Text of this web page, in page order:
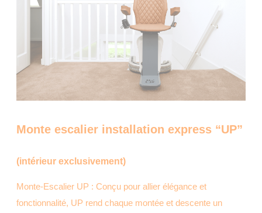
Monte escalier installation express “UP”
(intérieur exclusivement)
Monte-Escalier UP : Conçu pour allier élégance et
fonctionnalité, UP rend chaque montée et descente un